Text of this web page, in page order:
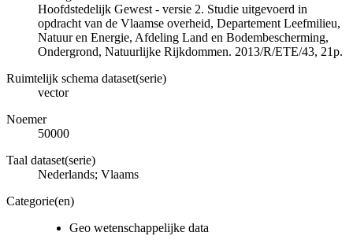
Hoofdstedelijk Gewest - versie 2. Studie uitgevoerd in
opdracht van de Vlaamse overheid, Departement Leefmilieu,
Natuur en Energie, Afdeling Land en Bodembescherming,
Ondergrond, Natuurlijke Rijkdommen. 2013/R/ETE/43, 21p.
Ruimtelijk schema dataset(serie)
vector
Noemer
50000
Taal dataset(serie)
Nederlands; Vlaams
Categorie(en)
Geo wetenschappelijke data